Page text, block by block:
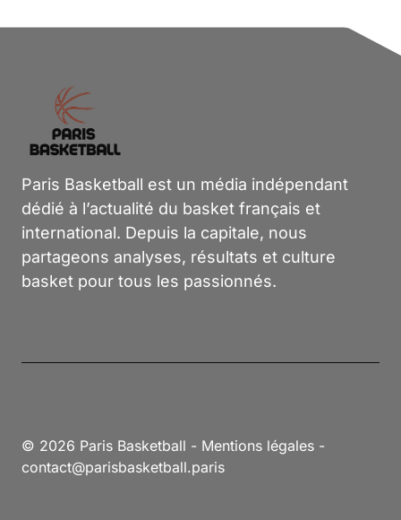
Paris Basketball est un média indépendant
dédié à l’actualité du basket français et
international. Depuis la capitale, nous
partageons analyses, résultats et culture
basket pour tous les passionnés.
© 2026 Paris Basketball - Mentions légales -
contact@parisbasketball.paris